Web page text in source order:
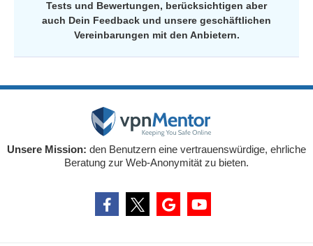
Tests und Bewertungen, berücksichtigen aber
auch Dein Feedback und unsere geschäftlichen
Vereinbarungen mit den Anbietern.
Unsere Mission: den Benutzern eine vertrauenswürdige, ehrliche
Beratung zur Web-Anonymität zu bieten.